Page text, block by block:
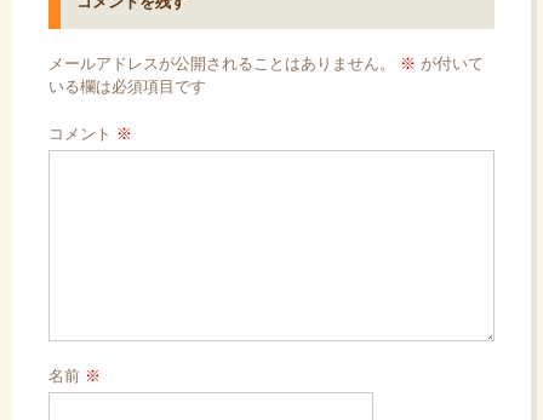
シ
ョ
ン
メールアドレスが公開されることはありません。 ※ が付いて
いる欄は必須項目です
コメント ※
名前 ※